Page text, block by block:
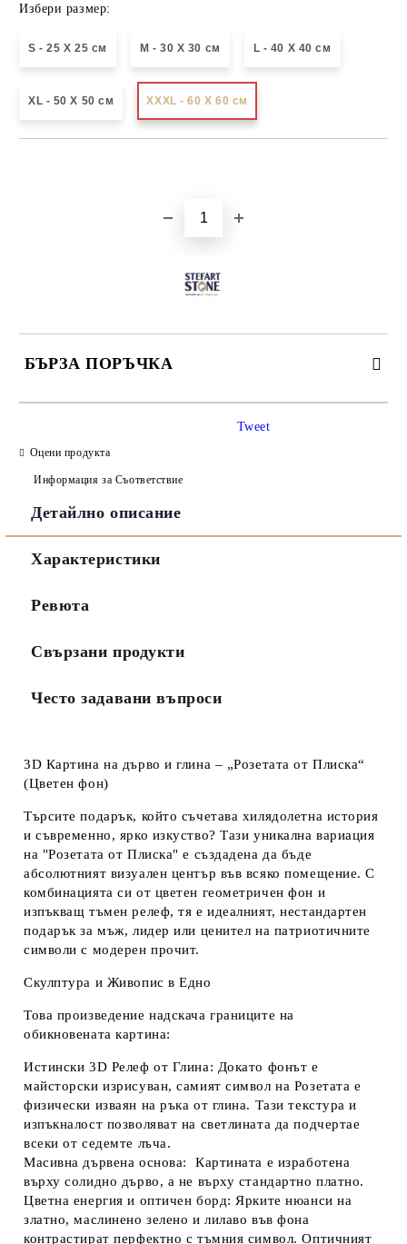
Избери размер:
S - 25 X 25 см М - 30 Х 30 см L - 40 X 40 см
XL - 50 X 50 см XXXL - 60 X 60 см
БЪРЗА ПОРЪЧКА
Ние ще се свържем с вас в рамките на работния ден.
Tweet
Оцени продукта
Информация за Съответствие
Детайлно описание
Характеристики
Ревюта
Свързани продукти
Често задавани въпроси
3D Картина на дърво и глина – „Розетата от Плиска“
(Цветен фон)
Търсите подарък, който съчетава хилядолетна история
и съвременно, ярко изкуство? Тази уникална вариация
на "Розетата от Плиска" е създадена да бъде
абсолютният визуален център във всяко помещение. С
комбинацията си от цветен геометричен фон и
изпъкващ тъмен релеф, тя е идеалният, нестандартен
подарък за мъж, лидер или ценител на патриотичните
символи с модерен прочит.
Скулптура и Живопис в Едно
Това произведение надскача границите на
обикновената картина:
Истински 3D Релеф от Глина: Докато фонът е
майсторски изрисуван, самият символ на Розетата е
физически изваян на ръка от глина. Тази текстура и
изпъкналост позволяват на светлината да подчертае
всеки от седемте лъча.
Масивна дървена основа:
Картината е изработена
върху солидно дърво, а не върху стандартно платно.
Цветна енергия и оптичен борд: Ярките нюанси на
златно, маслинено зелено и лилаво във фона
контрастират перфектно с тъмния символ. Оптичният